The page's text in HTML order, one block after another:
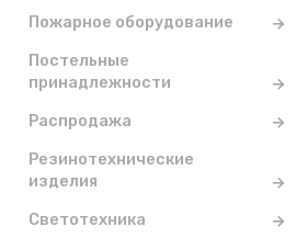
Пожарное оборудование
Постельные
принадлежности
Распродажа
Резинотехнические
изделия
Светотехника